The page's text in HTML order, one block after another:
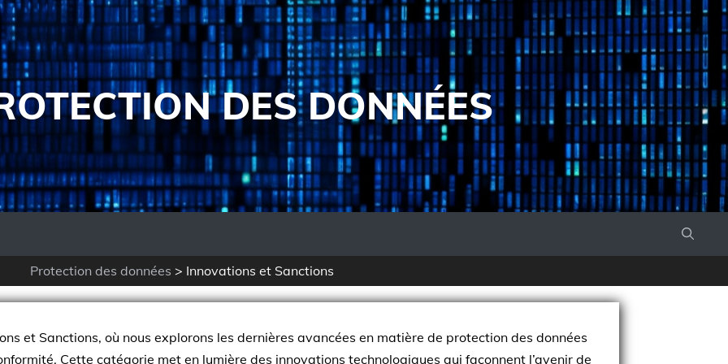
DES DONNÉES
Protection des données > Innovations et Sanctions
et Sanctions, où nous explorons les dernières avancées en matière de protection des données
Cette catégorie met en lumière des innovations technologiques qui façonnent l’avenir de